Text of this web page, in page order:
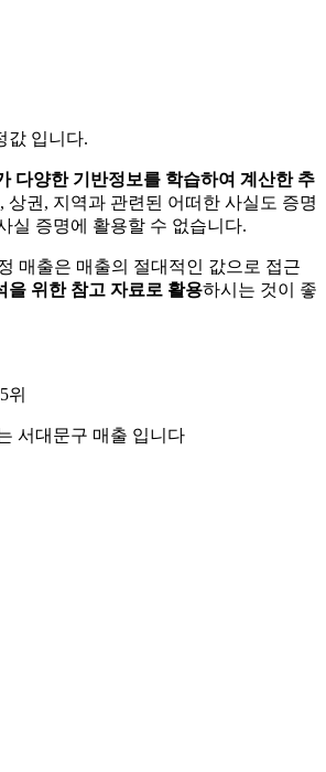
값 입니다.
다양한 기반정보를 학습하여 계산한 추
상권, 지역과 관련된 어떠한 사실도 증명
실 증명에 활용할 수 없습니다.
매출은 매출의 절대적인 값으로 접근
을 위한 참고 자료로 활용하시는 것이 좋
5위
서대문구 매출 입니다